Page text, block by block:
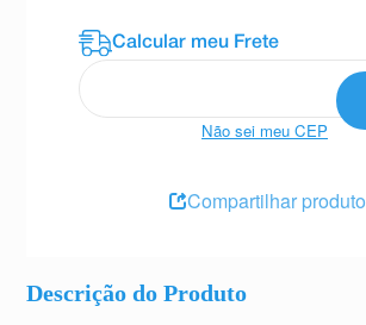
Descrição do Produto
Não sei meu CEP
Compartilhar produto